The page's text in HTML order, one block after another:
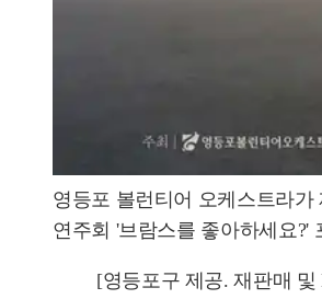
영등포 볼런티어 오케스트라가
연주회 '브람스를 좋아하세요?'
[영등포구 제공. 재판매 및